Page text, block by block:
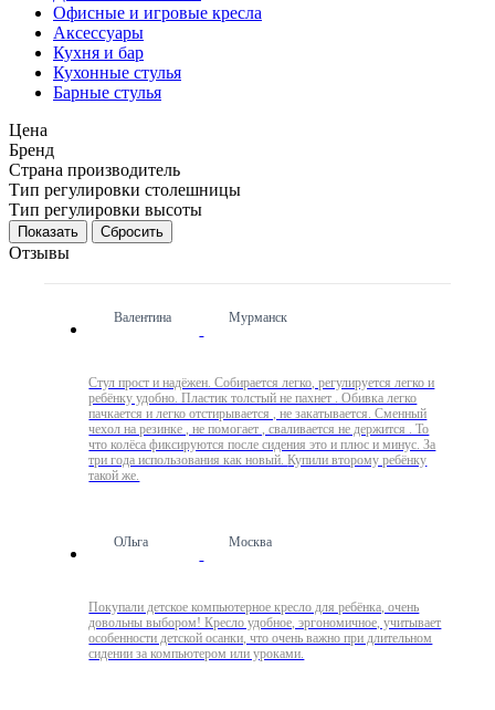
Офисные и игровые кресла
Аксессуары
Кухня и бар
Кухонные стулья
Барные стулья
Цена
Бренд
Страна производитель
Тип регулировки столешницы
Тип регулировки высоты
Сбросить
Отзывы
Валентина Мурманск
Стул прост и надёжен. Собирается легко, регулируется легко и
ребёнку удобно. Пластик толстый не пахнет . Обивка легко
пачкается и легко отстирывается , не закатывается. Сменный
чехол на резинке , не помогает , сваливается не держится . То
что колёса фиксируются после сидения это и плюс и минус. За
три года использования как новый. Купили второму ребёнку
такой же.
ОЛьга Москва
Покупали детское компьютерное кресло для ребёнка, очень
довольны выбором! Кресло удобное, эргономичное, учитывает
особенности детской осанки, что очень важно при длительном
сидении за компьютером или уроками.